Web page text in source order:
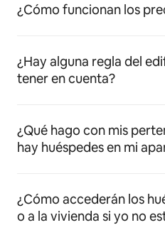
¿Cómo funcionan los
¿Hay alguna regla del
tener en cuenta?
¿Qué hago con mis
hay huéspedes en mi
¿Cómo accederán los
o a la vivienda si yo no